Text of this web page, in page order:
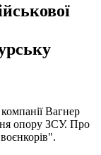
Вагнер
опору ЗСУ. Про